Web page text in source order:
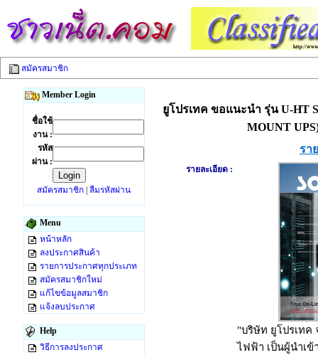
สมัครสมาชิก
Member Login
ชื่อใช้
งาน :
รหัส
ผ่าน :
สมัครสมาชิก ลืมรหัสผ่าน
Menu
หน้าหลัก
ลงประกาศสินค้า
รายการประกาศทุกประเภท
สมัครสมาชิกใหม่
แก้ไขข้อมูลสมาชิก
แจ้งลบประกาศ
Help
วิธีการลงประกาศ
ยูโปรเทค ขอแนะนำ รุ่น U-HT
MOUNT
รา
รายละเอียด :
"บริษัท ยูโปรเทค
ไฟฟ้า เป็นผู้นำเข้